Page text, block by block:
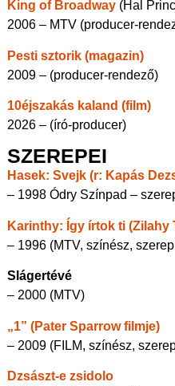
King of Broadway (Hal
2006 – MTV (producer-
Pesti sztorik (magazin)
2009 – (producer-rendező)
10éjszakás kaland (film)
2026 – (író-producer)
SZEREPEI
Hasek: Svejk (r: Kapás
– 1998 Ódry Színpad –
Karinthy: Így írtok ti (Zilahy
– 1996 (MTV, színész,
Slágertévé
– 2000 (MTV)
„1” (Pater Sparrow filmje)
– 2009 (FILM, színész,
Dzsászt-e zsidolo